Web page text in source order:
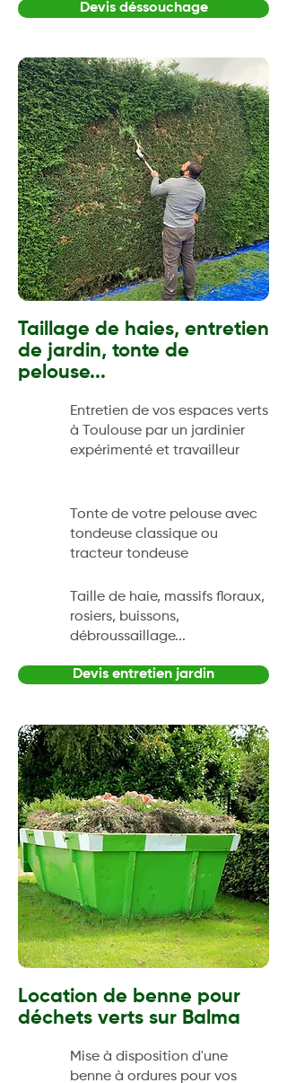
Devis déssouchage
Taillage de haies, entretien
de jardin, tonte de
pelouse...
Entretien de vos espaces verts
à Toulouse par un jardinier
expérimenté et travailleur
Tonte de votre pelouse avec
tondeuse classique ou
tracteur tondeuse
Taille de haie, massifs floraux,
rosiers, buissons,
débroussaillage...
Devis entretien jardin
Location de benne pour
déchets verts sur Balma
Mise à disposition d'une
benne à ordures pour vos